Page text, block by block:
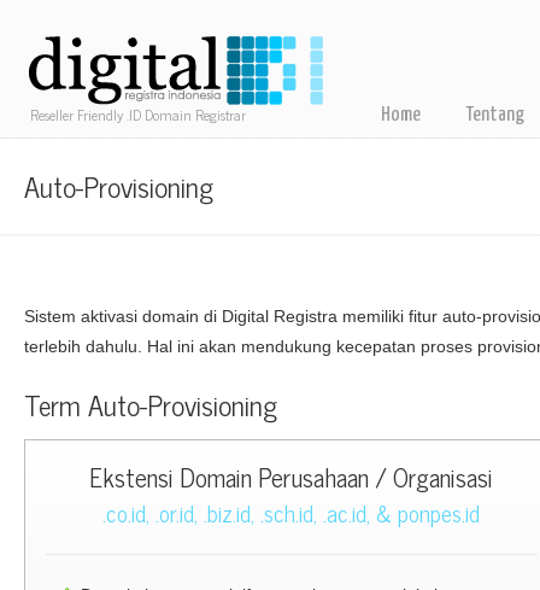
Reseller Friendly .ID Domain Registrar Home Tentang
Auto-Provisioning
Sistem aktivasi domain di Digital Registra memiliki fitur auto-
terlebih dahulu. Hal ini akan mendukung kecepatan proses
Term Auto-Provisioning
Ekstensi Domain Perusahaan / Organisasi
.co.id, .or.id, .biz.id, .sch.id, .ac.id, & ponpes.id